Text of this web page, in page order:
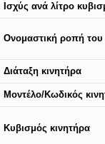
Ισχύς ανά λίτρο
Ονομαστική ροπή του
Διάταξη κινητήρα
Μοντέλο/Κωδικός
Κυβισμός κινητήρα